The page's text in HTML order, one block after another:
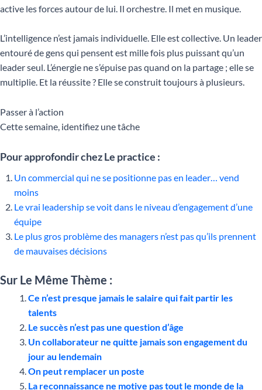
active les forces autour de lui. Il orchestre. Il met en musique.
L’intelligence n’est jamais individuelle. Elle est collective. Un leader
entouré de gens qui pensent est mille fois plus puissant qu’un
leader seul. L’énergie ne s’épuise pas quand on la partage ; elle se
multiplie. Et la réussite ? Elle se construit toujours à plusieurs.
Passer à l’action
Cette semaine, identifiez une tâche
Pour approfondir chez Le practice :
Un commercial qui ne se positionne pas en leader… vend
moins
Le vrai leadership se voit dans le niveau d’engagement d’une
équipe
Le plus gros problème des managers n’est pas qu’ils prennent
de mauvaises décisions
Sur Le Même Thème :
Ce n’est presque jamais le salaire qui fait partir les
talents
Le succès n’est pas une question d’âge
Un collaborateur ne quitte jamais son engagement du
jour au lendemain
On peut remplacer un poste
La reconnaissance ne motive pas tout le monde de la